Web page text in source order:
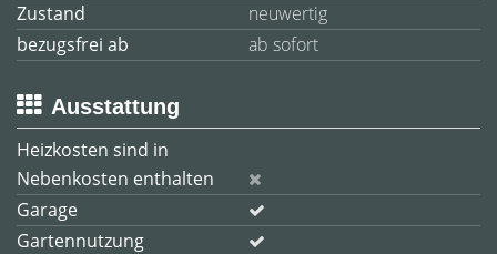
Zustand
neuwertig
bezugsfrei ab
ab sofort
Ausstattung
Heizkosten sind in
Nebenkosten enthalten
Garage
Gartennutzung